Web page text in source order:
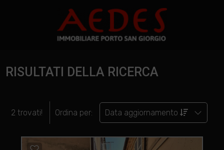
RISULTATI DELLA RICERCA
2 trovati! Ordina per: Data aggiornamento